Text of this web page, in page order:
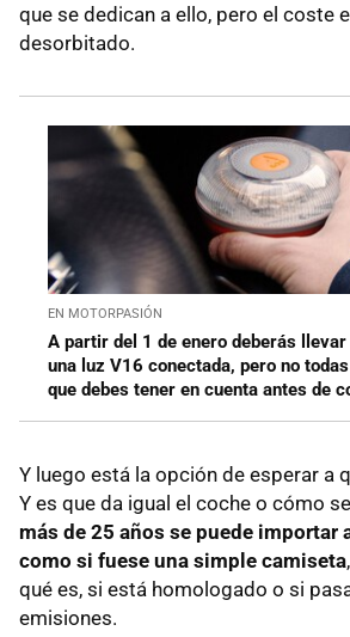
que se dedican a ello, pero el coste
desorbitado.
EN MOTORPASIÓN
A partir del 1 de enero deberás
una luz V16 conectada, pero no
que debes tener en cuenta antes de
Y luego está la opción de esperar a
Y es que da igual el coche o cómo
más de 25 años se puede importar
como si fuese una simple camiseta
qué es, si está homologado o si
emisiones.